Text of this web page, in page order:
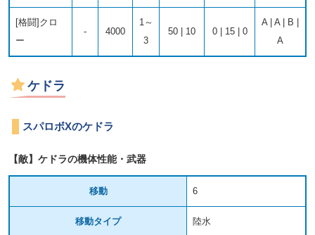
[格闘]クロ
ー
- 4000
1～
3
50 | 10 0 | 15 | 0
A | A | B |
A
ケドラ
スパロボXのケドラ
【敵】ケドラの機体性能・武器
移動 6
移動タイプ 陸水